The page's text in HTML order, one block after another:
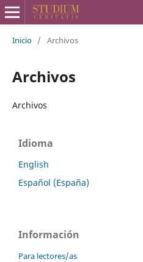
Inicio / Archivos
Archivos
Archivos
Idioma
English
Español (España)
Información
Para lectores/as